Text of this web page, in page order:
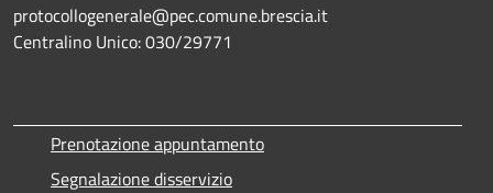
protocollogenerale@pec.comune.brescia.it
Centralino Unico: 030/29771
Prenotazione appuntamento
Segnalazione disservizio